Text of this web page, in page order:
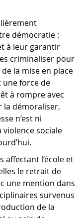
démocratie :
à leur garantir
criminaliser pour
la mise en place
une force de
à rompre avec
la démoraliser,
n’est ni
sociale
affectant l’école et
le retrait de
une mention dans
survenus
de la